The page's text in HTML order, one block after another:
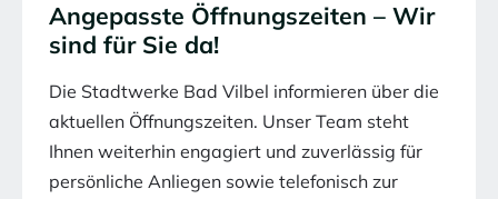
Angepasste Öffnungszeiten – Wir
sind für Sie da!
Die Stadtwerke Bad Vilbel informieren über die
aktuellen Öffnungszeiten. Unser Team steht
Ihnen weiterhin engagiert und zuverlässig für
persönliche Anliegen sowie telefonisch zur